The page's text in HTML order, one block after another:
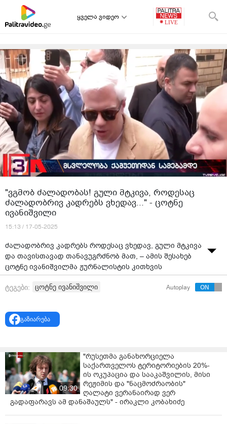
ყველა ვიდეო
"ვგმობ ძალადობას! გული მტკივა, როდესაც
ძალადობრივ კადრებს ვხედავ..." - ცოტნე
ივანიშვილი
15:13 / 17-05-2025
ძალადობრივ კადრებს როდესაც ვხედავ, გული მტკივა
და თავისთავად თანავუგრძნობ მათ, – ამის შესახებ
ცოტნე ივანიშვილმა ჟურნალისტის კითხვის
საპასუხოდ განაცხადა.
ტეგები: ცოტნე ივანიშვილი Autoplay
გაზიარება
09:30
"რუსეთმა განახორციელა
საქართველოს ტერიტორიების 20%-
ის ოკუპაცია და სააკაშვილის, მისი
რეჟიმის და "ნაცმოძრაობის"
ღალატი ვერანაირად ვერ
გადაფარავს ამ დანაშაულს" - ირაკლი კობახიძე